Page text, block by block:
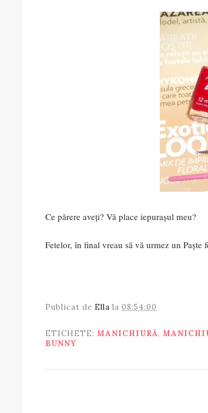
Ce părere aveți? Vă place iepurașul meu?
Fetelor, în final vreau să vă urmez un
Publicat de Ella la 08:54:00
ETICHETE: MANICHIURĂ,
BUNNY